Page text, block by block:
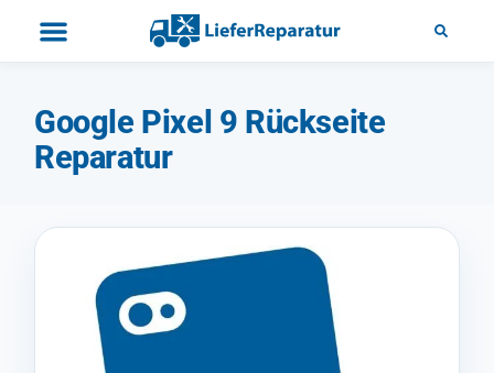
Google Pixel 9 Rückseite
Reparatur